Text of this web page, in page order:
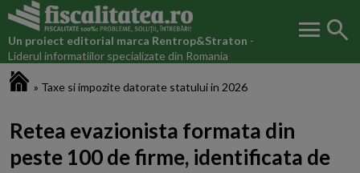
Un proiect editorial marca Rentrop&Straton -
Liderul informatiilor specializate din Romania
menu search
» Taxe si impozite datorate statului in 2026
Retea evazionista formata din
peste 100 de firme, identificata de